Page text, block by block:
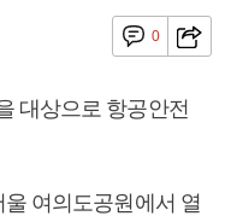
0
대상으로 항공안전
여의도공원에서 열